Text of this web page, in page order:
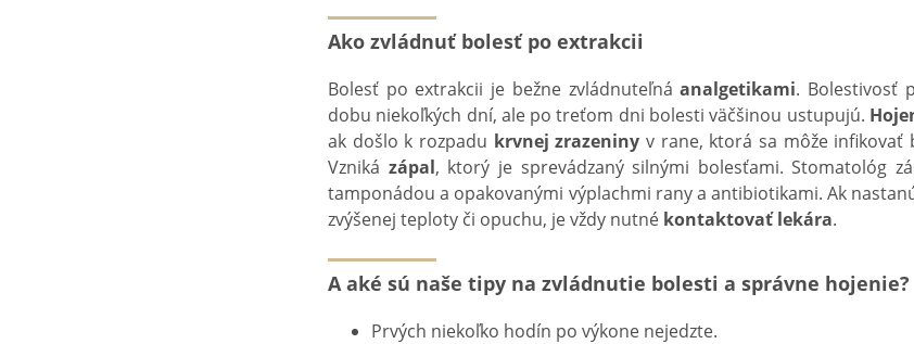
Ako zvládnuť bolesť po extrakcii
Bolesť po extrakcii je bežne zvládnuteľnáanalgetikami. Bolestivosť
dobu niekoľkých dní, ale po treťom dni bolesti väčšinou ustupujú.
ak došlo k rozpadu krvnej zrazeniny v rane, ktorá sa môže infikovať
Vzniká zápal, ktorý je sprevádzaný silnými bolesťami. Stomatológ
tamponádou a opakovanými výplachmi rany a antibiotikami. Ak
zvýšenej teploty či opuchu, je vždy nutné kontaktovať lekára.
A aké sú naše tipy na zvládnutie bolesti a správne hojenie?
Prvých niekoľko hodín po výkone nejedzte.